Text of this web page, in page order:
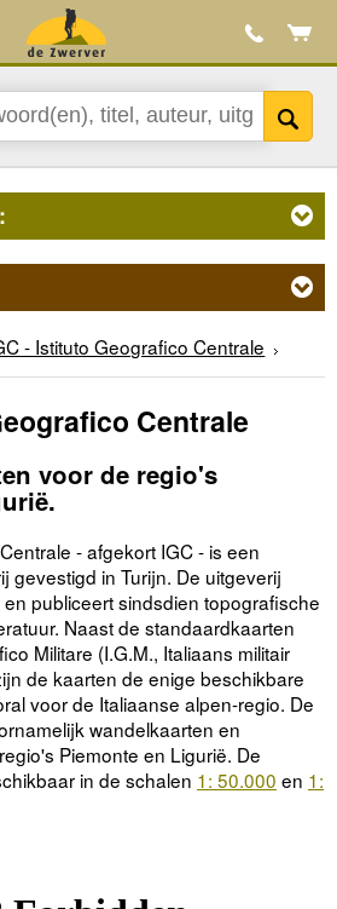
- Istituto Geografico Centrale
Centrale
voor de regio's
- afgekort IGC - is een
gevestigd in Turijn. De uitgeverij
publiceert sindsdien topografische
Naast de standaardkaarten
Militare (I.G.M., Italiaans militair
de kaarten de enige beschikbare
voor de Italiaanse alpen-regio. De
wandelkaarten en
Piemonte en Ligurië. De
in de schalen 1: 50.000 en 1: